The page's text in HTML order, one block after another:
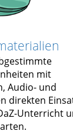
mit
Audio- und
direkten
Unterricht